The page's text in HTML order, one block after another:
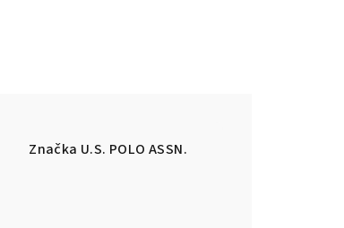
Značka U.S. POLO ASSN.